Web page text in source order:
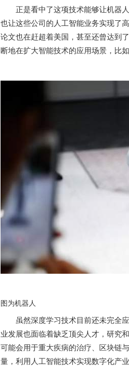
正是看中了这项技术能够让机器
也让这些公司的人工智能业务实现了
论文也在赶超着美国，甚至还曾达到
断地在扩大智能技术的应用场景，比
图为机器人
虽然深度学习技术目前还未完全
业发展也面临着缺乏顶尖人才，研究
可能会用于重大疾病的治疗、区块链
量，利用人工智能技术实现数字化产